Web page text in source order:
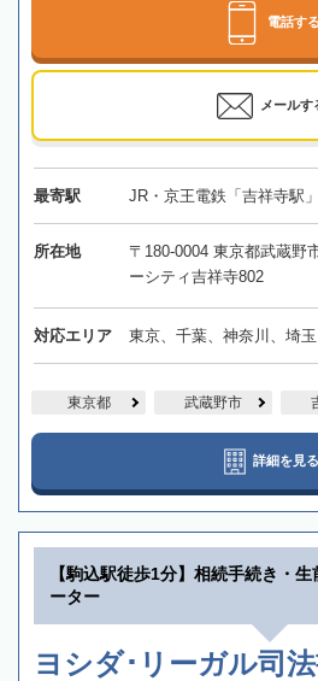
電話する
メールす
最寄駅 JR・京王電鉄「吉祥寺駅
所在地
〒180-0004 東京都武蔵野
ーシティ吉祥寺802
対応エリア 東京、千葉、神奈川、埼
東京都 武蔵野市
詳細を見る
【駒込駅徒歩1分】相続手続き・
ーター
ヨシダ･リーガル司